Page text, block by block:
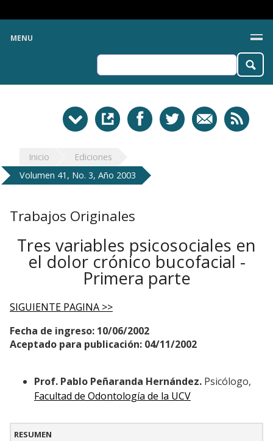
MENU
Inicio
Ediciones
Volumen 41, No. 3, Año 2003
Trabajos Originales
Tres variables psicosociales en
el dolor crónico bucofacial -
Primera parte
SIGUIENTE PAGINA >>
Fecha de ingreso: 10/06/2002
Aceptado para publicación: 04/11/2002
Prof. Pablo Peñaranda Hernández. Psicólogo,
Facultad de Odontología de la UCV
RESUMEN